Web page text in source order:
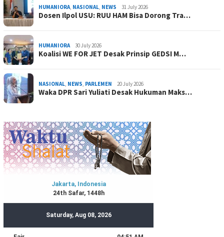
HUMANIORA, NASIONAL, NEWS 31 July 2026
Dosen Ilpol USU: RUU HAM Bisa Dorong Tra…
HUMANIORA 30 July 2026
Koalisi WE FOR JET Desak Prinsip GEDSI M…
NASIONAL, NEWS, PARLEMEN 20 July 2026
Waka DPR Sari Yuliati Desak Hukuman Maks…